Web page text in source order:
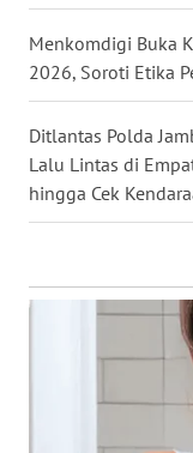
Menkomdigi Buka
2026, Soroti Etika
Ditlantas Polda
Lalu Lintas di
hingga Cek
GORONTALO
WN
SULUT
WN
MALUKU